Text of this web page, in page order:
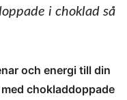
i choklad så
och energi till din
chokladdoppade